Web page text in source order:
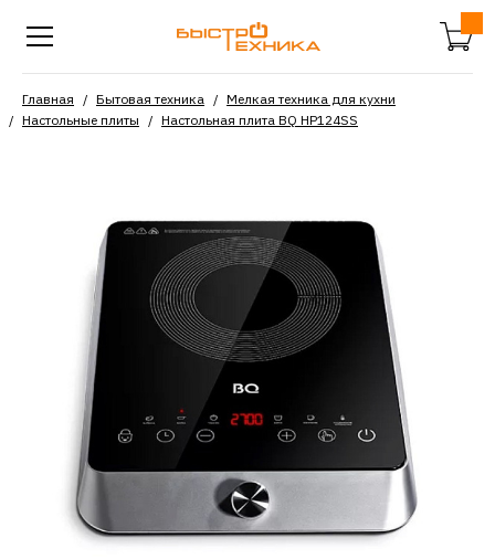
Главная Бытовая техника
Мелкая техника для кухни
Настольные плиты
Настольная плита BQ HP124SS